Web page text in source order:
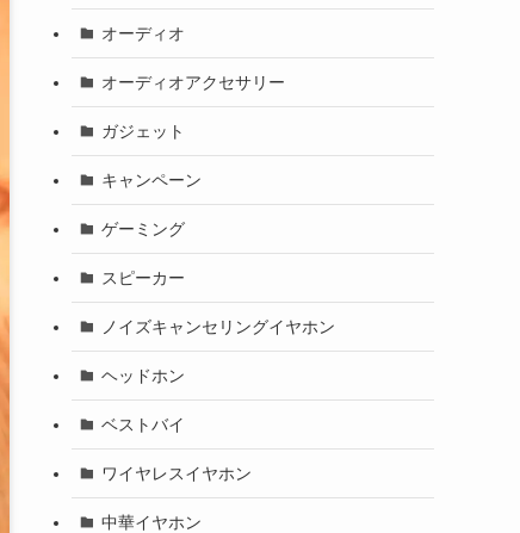
オーディオ
オーディオアクセサリー
ガジェット
キャンペーン
ゲーミング
スピーカー
ノイズキャンセリングイヤホン
ヘッドホン
ベストバイ
ワイヤレスイヤホン
中華イヤホン